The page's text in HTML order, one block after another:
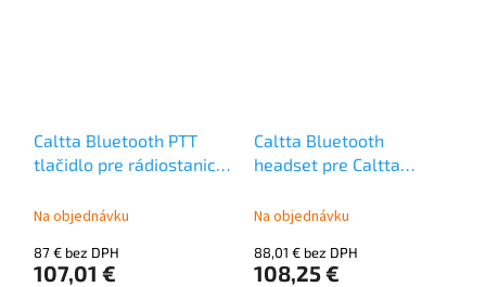
Caltta Bluetooth PTT
tlačidlo pre rádiostanice
Na objednávku
87 € bez DPH
107,01 €
Caltta Bluetooth
headset pre Caltta
Caltta PH690
Na objednávku
88,01 € bez DPH
108,25 €